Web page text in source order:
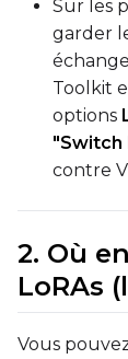
Sur les
garder
Toolkit
options
"Switch
contre
2. Où
LoRAs
Vous